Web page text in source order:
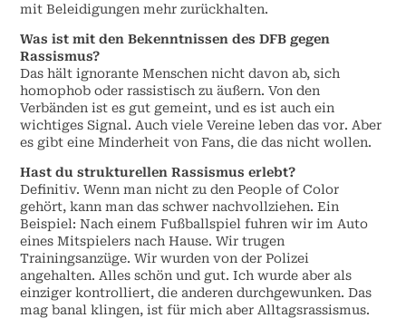
mit Beleidigungen mehr zurückhalten.
Was ist mit den Bekenntnissen des DFB gegen
Rassismus?
Das hält ignorante Menschen nicht davon ab, sich
homophob oder rassistisch zu äußern. Von den
Verbänden ist es gut gemeint, und es ist auch ein
wichtiges Signal. Auch viele Vereine leben das vor. Aber
es gibt eine Minderheit von Fans, die das nicht wollen.
Hast du strukturellen Rassismus erlebt?
Definitiv. Wenn man nicht zu den People of Color
gehört, kann man das schwer nachvollziehen. Ein
Beispiel: Nach einem Fußballspiel fuhren wir im Auto
eines Mitspielers nach Hause. Wir trugen
Trainingsanzüge. Wir wurden von der Polizei
angehalten. Alles schön und gut. Ich wurde aber als
einziger kontrolliert, die anderen durchgewunken. Das
mag banal klingen, ist für mich aber Alltagsrassismus.